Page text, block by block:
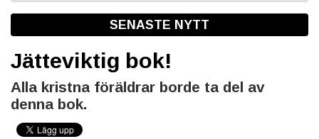
SENASTE NYTT
Jätteviktig bok!
Alla kristna föräldrar borde ta del av
denna bok.